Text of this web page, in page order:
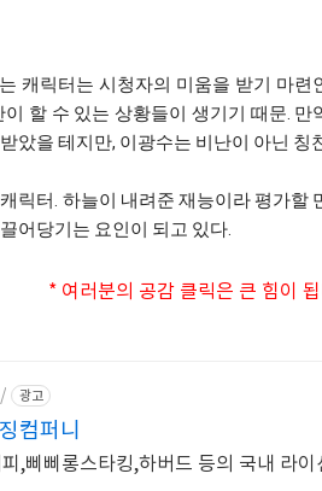
캐릭터는 시청자의 미움을 받기 마
할 수 있는 상황들이 생기기 때문.
았을 테지만, 이광수는 비난이 아닌 칭
릭터. 하늘이 내려준 재능이라 평가할
어당기는 요인이 되고 있다.
* 여러분의 공감 클릭은 큰 힘이
광고
컴퍼니
,삐삐롱스타킹,하버드 등의 국내 라이